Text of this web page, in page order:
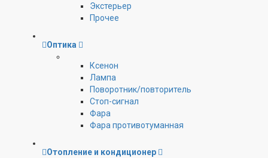
Экстерьер
Прочее
Оптика
Ксенон
Лампа
Поворотник/повторитель
Стоп-сигнал
Фара
Фара противотуманная
Отопление и кондиционер